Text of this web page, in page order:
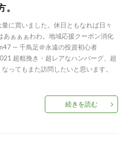
に買いました。休日ともなれば日々
あぁぁぁわわ。地域応援クーポン消化
— 千鳥足＠永遠の投資初心者
超粗挽き・超レアなハンバーグ、超
ってもまた訪問したいと思います。
続きを読む